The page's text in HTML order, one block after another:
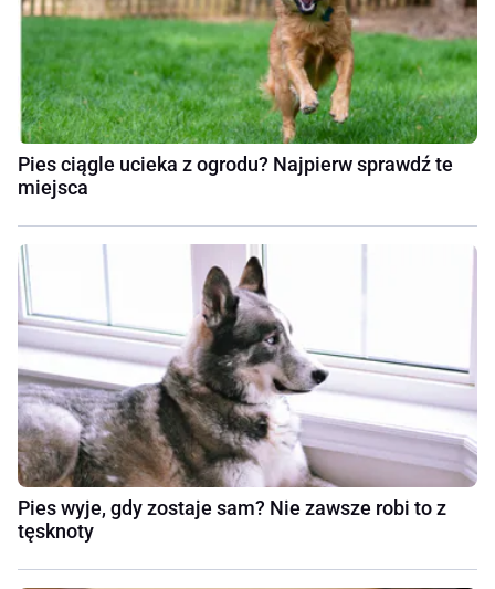
Pies ciągle ucieka z ogrodu? Najpierw sprawdź te
miejsca
Pies wyje, gdy zostaje sam? Nie zawsze robi to z
tęsknoty